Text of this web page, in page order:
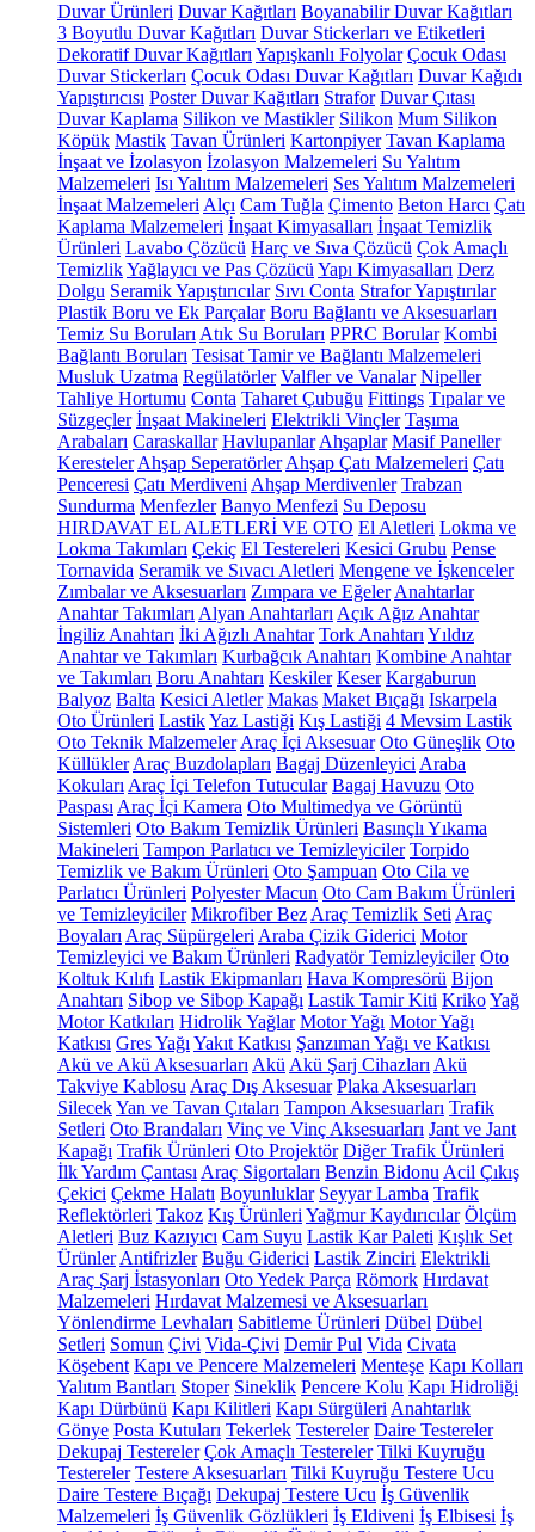
Duvar Ürünleri Duvar Kağıtları Boyanabilir Duvar Kağıtları
3 Boyutlu Duvar Kağıtları Duvar Stickerları ve Etiketleri
Dekoratif Duvar Kağıtları Yapışkanlı Folyolar Çocuk Odası
Duvar Stickerları Çocuk Odası Duvar Kağıtları Duvar Kağıdı
Yapıştırıcısı Poster Duvar Kağıtları Strafor Duvar Çıtası
Duvar Kaplama Silikon ve Mastikler Silikon Mum Silikon
Köpük Mastik Tavan Ürünleri Kartonpiyer Tavan Kaplama
İnşaat ve İzolasyon İzolasyon Malzemeleri Su Yalıtım
Malzemeleri Isı Yalıtım Malzemeleri Ses Yalıtım Malzemeleri
İnşaat Malzemeleri Alçı Cam Tuğla Çimento Beton Harcı Çatı
Kaplama Malzemeleri İnşaat Kimyasalları İnşaat Temizlik
Ürünleri Lavabo Çözücü Harç ve Sıva Çözücü Çok Amaçlı
TemizlikYağlayıcı ve Pas Çözücü Yapı Kimyasalları Derz
Dolgu Seramik Yapıştırıcılar Sıvı Conta Strafor Yapıştırılar
Plastik Boru ve Ek Parçalar Boru Bağlantı ve Aksesuarları
Temiz Su Boruları Atık Su Boruları PPRC Borular Kombi
Bağlantı Boruları Tesisat Tamir ve Bağlantı Malzemeleri
Musluk Uzatma Regülatörler Valfler ve Vanalar Nipeller
Tahliye Hortumu Conta Taharet Çubuğu Fittings Tıpalar ve
Süzgeçler İnşaat Makineleri Elektrikli Vinçler Taşıma
Arabaları Caraskallar Havlupanlar Ahşaplar Masif Paneller
Keresteler Ahşap Seperatörler Ahşap Çatı Malzemeleri Çatı
Penceresi Çatı Merdiveni Ahşap Merdivenler Trabzan
Sundurma Menfezler Banyo Menfezi Su Deposu
HIRDAVAT EL ALETLERİ VE OTO El Aletleri Lokma ve
Lokma Takımları Çekiç El Testereleri Kesici Grubu Pense
Tornavida Seramik ve Sıvacı Aletleri Mengene ve İşkenceler
Zımbalar ve Aksesuarları Zımpara ve Eğeler Anahtarlar
Anahtar Takımları Alyan Anahtarları Açık Ağız Anahtar
İngiliz Anahtarı İki Ağızlı Anahtar Tork Anahtarı Yıldız
Anahtar ve Takımları Kurbağcık Anahtarı Kombine Anahtar
ve Takımları Boru Anahtarı Keskiler Keser Kargaburun
Balyoz Balta Kesici Aletler Makas Maket Bıçağı Iskarpela
Oto Ürünleri LastikYaz Lastiği Kış Lastiği 4 Mevsim Lastik
Oto Teknik Malzemeler Araç İçi Aksesuar Oto Güneşlik Oto
Küllükler Araç Buzdolapları Bagaj Düzenleyici Araba
Kokuları Araç İçi Telefon Tutucular Bagaj Havuzu Oto
Paspası Araç İçi Kamera Oto Multimedya ve Görüntü
Sistemleri Oto Bakım Temizlik Ürünleri Basınçlı Yıkama
Makineleri Tampon Parlatıcı ve Temizleyiciler Torpido
Temizlik ve Bakım Ürünleri Oto Şampuan Oto Cila ve
Parlatıcı Ürünleri Polyester Macun Oto Cam Bakım Ürünleri
ve Temizleyiciler Mikrofiber Bez Araç Temizlik Seti Araç
Boyaları Araç Süpürgeleri Araba Çizik Giderici Motor
Temizleyici ve Bakım Ürünleri Radyatör Temizleyiciler Oto
Koltuk Kılıfı Lastik Ekipmanları Hava Kompresörü Bijon
Anahtarı Sibop ve Sibop Kapağı Lastik Tamir Kiti KrikoYağ
Motor Katkıları Hidrolik Yağlar Motor Yağı Motor Yağı
Katkısı Gres Yağı Yakıt Katkısı Şanzıman Yağı ve Katkısı
Akü ve Akü Aksesuarları Akü Akü Şarj Cihazları Akü
Takviye Kablosu Araç Dış Aksesuar Plaka Aksesuarları
SilecekYan ve Tavan Çıtaları Tampon Aksesuarları Trafik
Setleri Oto Brandaları Vinç ve Vinç Aksesuarları Jant ve Jant
Kapağı Trafik Ürünleri Oto Projektör Diğer Trafik Ürünleri
İlk Yardım Çantası Araç Sigortaları Benzin Bidonu Acil Çıkış
Çekici Çekme Halatı Boyunluklar Seyyar Lamba Trafik
Reflektörleri Takoz Kış Ürünleri Yağmur Kaydırıcılar Ölçüm
Aletleri Buz Kazıyıcı Cam Suyu Lastik Kar Paleti Kışlık Set
Ürünler Antifrizler Buğu Giderici Lastik Zinciri Elektrikli
Araç Şarj İstasyonları Oto Yedek Parça Römork Hırdavat
Malzemeleri Hırdavat Malzemesi ve Aksesuarları
Yönlendirme Levhaları Sabitleme Ürünleri Dübel Dübel
Setleri Somun Çivi Vida-Çivi Demir Pul Vida Civata
Köşebent Kapı ve Pencere Malzemeleri Menteşe Kapı Kolları
Yalıtım Bantları Stoper Sineklik Pencere Kolu Kapı Hidroliği
Kapı Dürbünü Kapı Kilitleri Kapı Sürgüleri Anahtarlık
Gönye Posta Kutuları Tekerlek Testereler Daire Testereler
Dekupaj Testereler Çok Amaçlı Testereler Tilki Kuyruğu
Testereler Testere Aksesuarları Tilki Kuyruğu Testere Ucu
Daire Testere Bıçağı Dekupaj Testere Ucu İş Güvenlik
Malzemeleri İş Güvenlik Gözlükleri İş Eldiveni İş Elbisesi İş